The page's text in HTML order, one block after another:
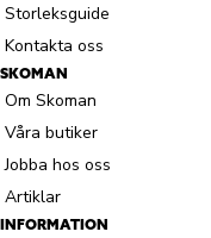
Storleksguide
Kontakta oss
SKOMAN
Om Skoman
Våra butiker
Jobba hos oss
Artiklar
INFORMATION